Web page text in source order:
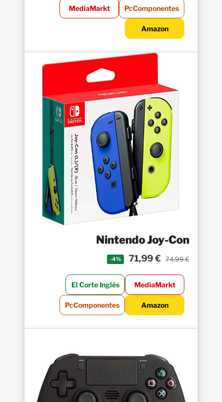
MediaMarkt PcComponentes
Amazon
Nintendo Joy-Con
-4% 71,99 € 74,99 €
El Corte Inglés MediaMarkt
PcComponentes Amazon